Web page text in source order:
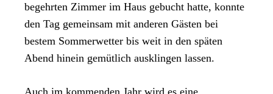
begehrten Zimmer im Haus gebucht hatte, konnte
den Tag gemeinsam mit anderen Gästen bei
bestem Sommerwetter bis weit in den späten
Abend hinein gemütlich ausklingen lassen.